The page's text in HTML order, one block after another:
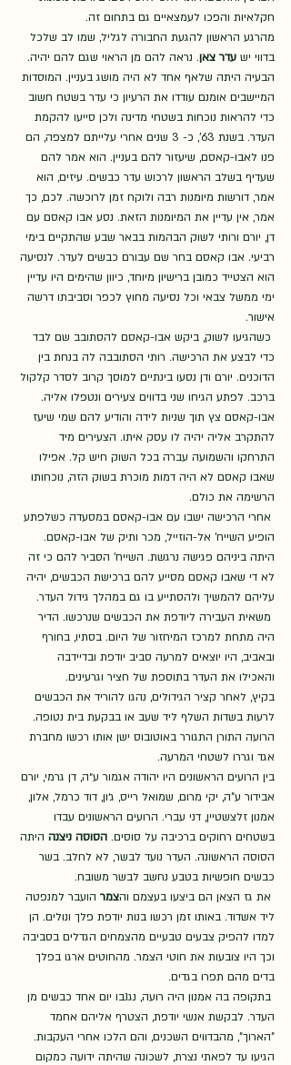
חקלאיות והפכו לעמצאיים גם בתחום זה.
מהרגע הראשון להגעת החבורה לגליל, שמו לב שלכל
בדווי יש עדר צאן. נראה להם מן הראוי שגם להם יהיה.
הבעיה היתה שלאף אחד לא היה מושג בעניין. המוסדות
המיישבים אומנם עודדו את הרעיון כי עדר בשטח חשוב
כדי להראות נוכחות בשטחי מדינה ולכן סייעו להקמת
העדר. בשנת 63', כ- 3 שנים אחרי עלייתם למצפה, הם
פנו לאבו-קאסם, שיעזור להם בעניין. הוא אמר להם
שעדיף בשלב הראשון לרכוש עדר כבשים. עיזים, הוא
אמר, דורשות מיומנות רבה ולוקח זמן לרוכשה. לכם, כך
אמר, אין עדיין את המיומנות הזאת. נסע אבו קאסם עם
דן, יורם ורותי לשוק הבהמות בבאר שבע שהתקיים בימי
רביעי. אבו קאסם בחר שם עבורם כבשים לעדר. לנסיעה
הוא הצטייד כמובן ברישיון מיוחד, כיוון שהימים היו עדיין
ימי ממשל צבאי וכל נסיעה מחוץ לכפר וסביבתו דרשה
אישור.
כשהגיעו לשוק, ביקש אבו-קאסם להסתובב שם לבד
כדי לבצע את הרכישה. רותי הסתובבה לה בנחת בין
הדוכנים. יורם ודן נסעו בינתיים למוסך קרוב לסדר קלקול
ברכב. לפתע הגיחו שני בדווים צעירים ונטפלו אליה.
אבו-קאסם צץ תוך שניות לידה והודיע להם שמי שיעז
להתקרב אליה יהיה לו עסק איתו. הצעירים מיד
התרחקו והשמועה עברה בכל השוק חיש קל. אפילו
שאבו קאסם לא היה דמות מוכרת בשוק הזה, נוכחותו
הרשימה את כולם.
אחרי הרכישה ישבו עם אבו-קאסם במסעדה כשלפתע
הופיע השייח' אל-הוזייל, מכר ותיק של אבו-קאסם.
היתה ביניהם פגישה נרגשת. השייח' הסביר להם כי זה
לא די שאבו קאסם מסייע להם ברכישת הכבשים, יהיה
עליהם להמשיך ולהסתייע בו גם במהלך גידול העדר.
משאית העבירה ליודפת את הכבשים שנרכשו. הדיר
היה מתחת למרכז המיחזור של היום. בסתיו, בחורף
ובאביב, היו יוצאים למרעה סביב יודפת ובדיידבה
והאכילו את העדר בתוספת של חציר וגרעינים.
בקיץ, לאחר קציר הגידולים, נהגו להוריד את הכבשים
לרעות בשדות השלף ליד שעב או בבקעת בית נטופה.
הרועה התורן התגורר באוטובוס ישן אותו רכשו מחברת
אגד וגררו לשטחי המרעה.
בין הרועים הראשונים היו יהודה אגמור ע״ה, דן גרמי, יורם
אבידור ע"ה, יקי מרום, שמואל רייס, ג׳ון, דוד כרמל, אלון,
אמנון זלצשטיין, דני עברי. הרועים הראשונים עבדו
בשטחים רחוקים ברכיבה על סוסים. הסוסה ניצנה היתה
הסוסה הראשונה. העדר נועד לבשר, לא לחלב. בשר
כבשים חופשיות בטבע נחשב לבשר משובח.
צמר הועבר למנפטה
ליד אשדוד. באותו זמן רכשו בנות יודפת פלך ונולים. הן
למדו להפיק צבעים טבעיים מהצמחים הגדלים בסביבה
וכך היו צובעות את חוטי הצמר. מהחוטים ארגו בפלך
בדים מהם תפרו בגדים.
בתקופה בה אמנון היה רועה, נגנבו יום אחד כבשים מן
העדר. לבקשת אנשי יודפת, הצטרף אליהם אחמד
"הארוך", מהבדווים השכנים, והם הלכו אחרי העקבות.
הגיעו עד לפאתי נצרת, לשכונה שהיתה ידועה כמקום